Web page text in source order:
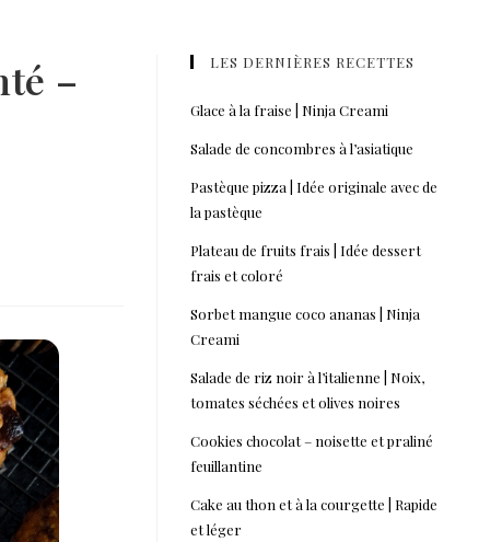
–
LES DERNIÈRES RECETTES
Glace à la fraise | Ninja Creami
Salade de concombres à l’asiatique
Pastèque pizza | Idée originale avec de
la pastèque
Plateau de fruits frais | Idée dessert
frais et coloré
Sorbet mangue coco ananas | Ninja
Creami
Salade de riz noir à l’italienne | Noix,
tomates séchées et olives noires
Cookies chocolat – noisette et praliné
feuillantine
Cake au thon et à la courgette | Rapide
et léger